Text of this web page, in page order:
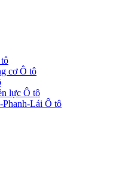
cơ Ô tô
lực Ô tô
Phanh-Lái Ô tô